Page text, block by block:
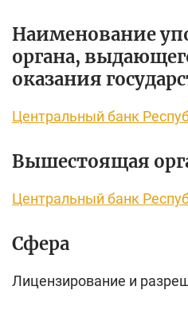
Наименование
органа,
оказания
Центральный банк
Вышестоящая
Центральный банк
Сфера
Лицензирование и